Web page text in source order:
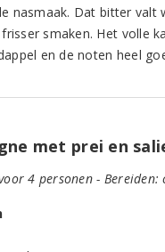
nasmaak. Dat bitter
smaken. Het volle
en de noten heel
met prei en
4 personen -